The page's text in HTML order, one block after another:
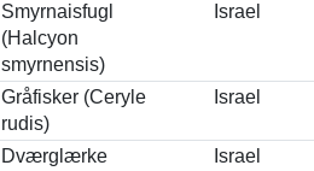
Smyrnaisfugl
(Halcyon
smyrnensis)
Israel
Gråfisker (Ceryle
rudis)
Israel
Dværglærke
Israel